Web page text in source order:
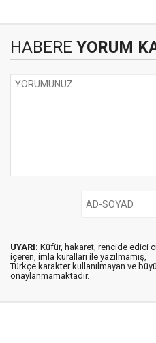
HABERE YORUM
UYARI: Küfür, hakaret, rencide edici
içeren, imla kuralları ile yazılmamış,
Türkçe karakter kullanılmayan ve
onaylanmamaktadır.